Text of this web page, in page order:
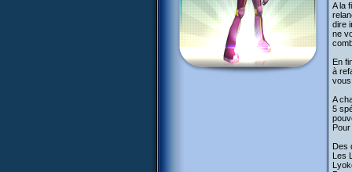
A la
dire
ne
En
à
vous
A
5
Des
Les